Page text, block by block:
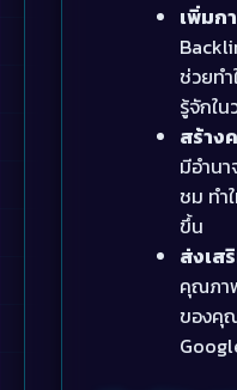
เพิ่มก
ช่วยท
รู้จักใน
สร้าง
มีอำน
ชม ทำ
ขึ้น
ส่งเส
คุณภา
ของคุ